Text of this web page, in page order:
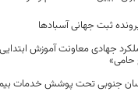
ثبت جهانی آسبادها
جهادی معاونت آموزش
خراسان جنوبی تحت پوشش خدمات